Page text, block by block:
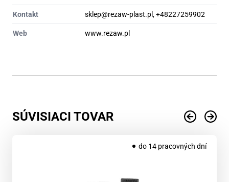
Kontakt sklep@rezaw-plast.pl, +48227259902
Web www.rezaw.pl
SÚVISIACI TOVAR
do 14 pracovných dní